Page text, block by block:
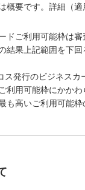
概要です。詳細（
ドご利用可能枠は
結果上記範囲を下回
ス発行のビジネスカ
利用可能枠にかか
も高いご利用可能